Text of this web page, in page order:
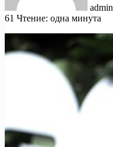
admin
61 Чтение: одна минута